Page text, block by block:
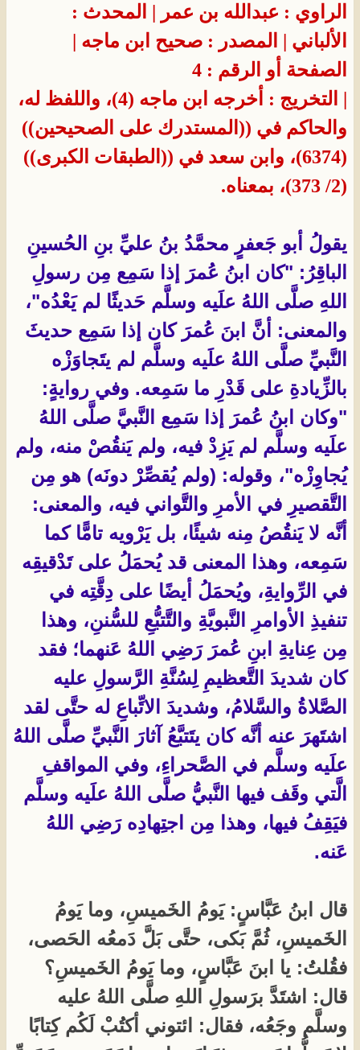
الراوي : عبدالله بن عمر | المحدث :
الألباني | المصدر : صحيح ابن ماجه |
الصفحة أو الرقم : 4
| التخريج : أخرجه ابن ماجه (4)، واللفظ له،
والحاكم في ((المستدرك على الصحيحين))
(6374)، وابن سعد في ((الطبقات الكبرى))
(2/ 373)، بمعناه.
يقولُ أبو جَعفرٍ محمَّدُ بنُ عليِّ بنِ الحُسينِ
الباقِرُ: "كان ابنُ عُمرَ إذا سَمِع مِن رسولِ
اللهِ صلَّى اللهُ علَيه وسلَّم حَديثًا لم يَعْدُه"،
والمعنى: أنَّ ابنَ عُمرَ كان إذا سَمِع حديثَ
النَّبيِّ صلَّى اللهُ علَيه وسلَّم لم يتَجاوَزْه
بالزِّيادةِ على قَدْرِ ما سَمِعه. وفي روايةٍ:
"وكان ابنُ عُمرَ إذا سَمِع النَّبيَّ صلَّى اللهُ
علَيه وسلَّم لم يَزِدْ فيه، ولم يَنقُصْ منه، ولم
يُجاوِزْه"، وقوله: (ولم يُقصِّرْ دونَه) هو مِن
التَّقصيرِ في الأمرِ والتَّواني فيه، والمعنى:
أنَّه لا يَنقُصُ مِنه شيئًا، بل يَرْويه تامًّا كما
سَمِعه، وهذا المعنى قد يُحمَلُ على تَدْقيقِه
في الرِّوايةِ، ويُحمَلُ أيضًا على دِقَّتِه في
تنفيذِ الأوامرِ النَّبويَّةِ والتَّتبُّعِ للسُّننِ، وهذا
مِن عِنايةِ ابنِ عُمرَ رَضِي اللهُ عَنهما؛ فقد
كان شديدَ التَّعظيمِ لِسُنَّةِ الرَّسولِ عليه
الصَّلاةُ والسَّلامُ، وشديدَ الاتِّباعِ له حتَّى لقد
اشتَهرَ عنه أنَّه كان يتَتبَّعُ آثارَ النَّبيِّ صلَّى اللهُ
علَيه وسلَّم في الصَّحراءِ، وفي المواقفِ
الَّتي وقَف فيها النَّبيُّ صلَّى اللهُ علَيه وسلَّم
فيَقِفُ فيها، وهذا مِن اجتِهادِه رَضِي اللهُ
عَنه.
قال ابنُ عَبَّاسٍ: يَومُ الخَميسِ، وما يَومُ
الخَميسِ، ثُمَّ بَكى، حتَّى بَلَّ دَمعُه الحَصى،
فقُلتُ: يا ابنَ عَبَّاسٍ، وما يَومُ الخَميسِ؟
قال: اشتَدَّ برَسولِ اللهِ صلَّى اللهُ عليه
وسلَّم وجَعُه، فقال: ائتوني أكتُبْ لَكُم كِتابًا